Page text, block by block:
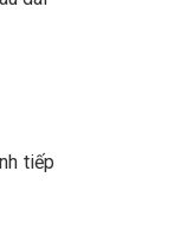
tiếp